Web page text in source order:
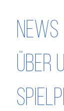
NEWS
ÜBER